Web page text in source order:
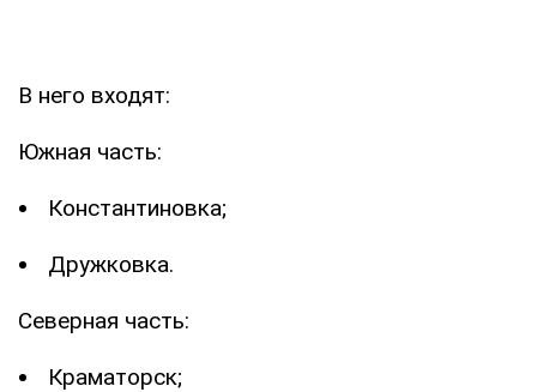
В него входят:
Южная часть:
Константиновка;
Дружковка.
Северная часть:
Краматорск;